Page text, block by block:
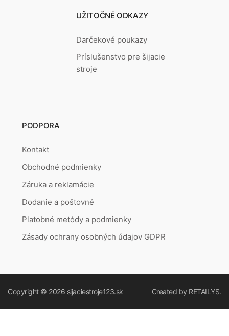
UŽITOČNÉ ODKAZY
Darčekové poukazy
Príslušenstvo pre šijacie
stroje
PODPORA
Kontakt
Obchodné podmienky
Záruka a reklamácie
Dodanie a poštovné
Platobné metódy a podmienky
Zásady ochrany osobných údajov GDPR
Copyright © 2026 sijaciestroje123.sk Created by RETAILYS.